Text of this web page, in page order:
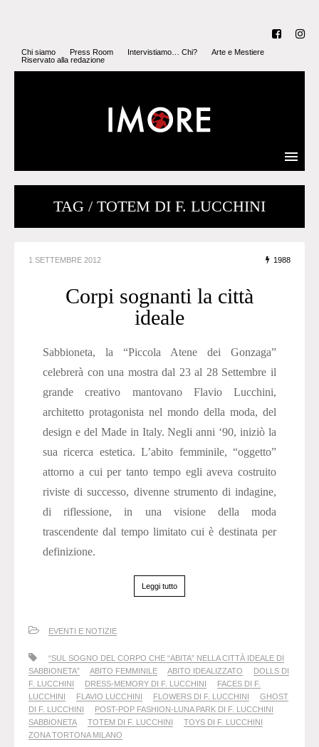
Chi siamo Press Room Intervistiamo… Chi?
Arte e Mestiere
Riservato alla redazione
TAG / TOTEM DI F. LUCCHINI
1 SETTEMBRE 2012 1988
Corpi sognanti la città
ideale
Sabbioneta, la “Piccola Atene dei Gonzaga”
celebrerà con una mostra dal 23 al 28 Settembre il
grande creativo mantovano Flavio Lucchini,
architetto protagonista nel mondo della moda, del
design e del Made in Italy. Negli anni ‘90, iniziò la
sua ricerca estetica. L’abito femminile, “oggetto”
attorno a cui per tanto tempo egli aveva costruito
riviste di successo, divenne strumento di indagine,
di riflessione, in una visione della moda
trascendente dal tempo limitato cui è destinata per
definizione.
Leggi tutto
EVENTI E NOTIZIE
“SUL SOGNO DEL CORPO CHE “ABITA” NELLA CITTÀ IDEALE DI
SABBIONETA”
ABITO FEMMINILE ABITO IDEALIZZATO
DOLLS DI
F. LUCCHINI
DRESS-MEMORY DI F. LUCCHINI
FACES DI F.
LUCCHINI
FLAVIO LUCCHINI FLOWERS DI F. LUCCHINI
GHOST
DI F. LUCCHINI
POST-POP FASHION-LUNA PARK DI F. LUCCHINI
SABBIONETA
TOTEM DI F. LUCCHINI
TOYS DI F. LUCCHINI
ZONA TORTONA MILANO